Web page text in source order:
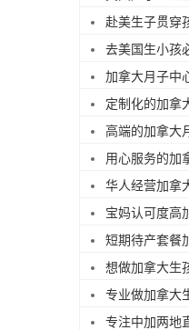
赴美生子贯穿
去美国生小孩必
加拿大月子中
定制化的加拿
高端的加拿大
用心服务的加
华人经营加拿
宝妈认可度高
短期待产套餐
想做加拿大生
专业做加拿大
专注中加两地